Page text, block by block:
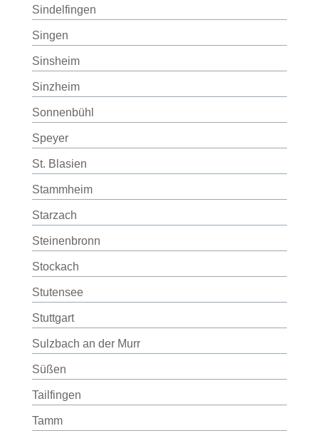
Sindelfingen
Singen
Sinsheim
Sinzheim
Sonnenbühl
Speyer
St. Blasien
Stammheim
Starzach
Steinenbronn
Stockach
Stutensee
Stuttgart
Sulzbach an der Murr
Süßen
Tailfingen
Tamm